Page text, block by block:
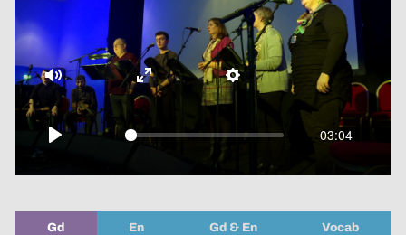
Play
03:04
Mute Settings
Enter
fullscreen
Gd En Gd & En Vocab